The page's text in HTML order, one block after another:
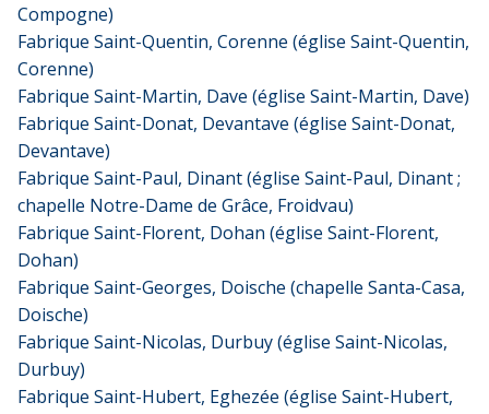
Compogne)
Fabrique Saint-Quentin, Corenne (église Saint-Quentin,
Corenne)
Fabrique Saint-Martin, Dave (église Saint-Martin, Dave)
Fabrique Saint-Donat, Devantave (église Saint-Donat,
Devantave)
Fabrique Saint-Paul, Dinant (église Saint-Paul, Dinant ;
chapelle Notre-Dame de Grâce, Froidvau)
Fabrique Saint-Florent, Dohan (église Saint-Florent,
Dohan)
Fabrique Saint-Georges, Doische (chapelle Santa-Casa,
Doische)
Fabrique Saint-Nicolas, Durbuy (église Saint-Nicolas,
Durbuy)
Fabrique Saint-Hubert, Eghezée (église Saint-Hubert,